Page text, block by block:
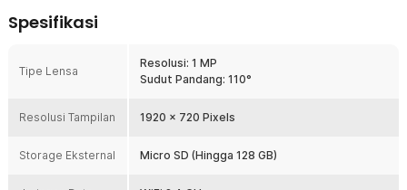
untuk kebutuhan pemantauan area. Dukungan frame rate 30 FPS
aktivitas. Kamera CCTV ini cocok digunakan untuk pengawasan
area rumah, toko, maupun ruangan kecil.
Kamera CCTV ini memiliki sudut pandang lebar hingga 110°
Posisi kamera dapat diatur sesuai kebutuhan agar mendapatkan
sudut terbaik. Fitur wide angle membantu mengurangi area yang
Spesifikasi
Tipe Lensa
Resolusi: 1 MP
Sudut Pandang: 110°
Resolusi Tampilan 1920 x 720 Pixels
Storage Eksternal Micro SD (Hingga 128 GB)